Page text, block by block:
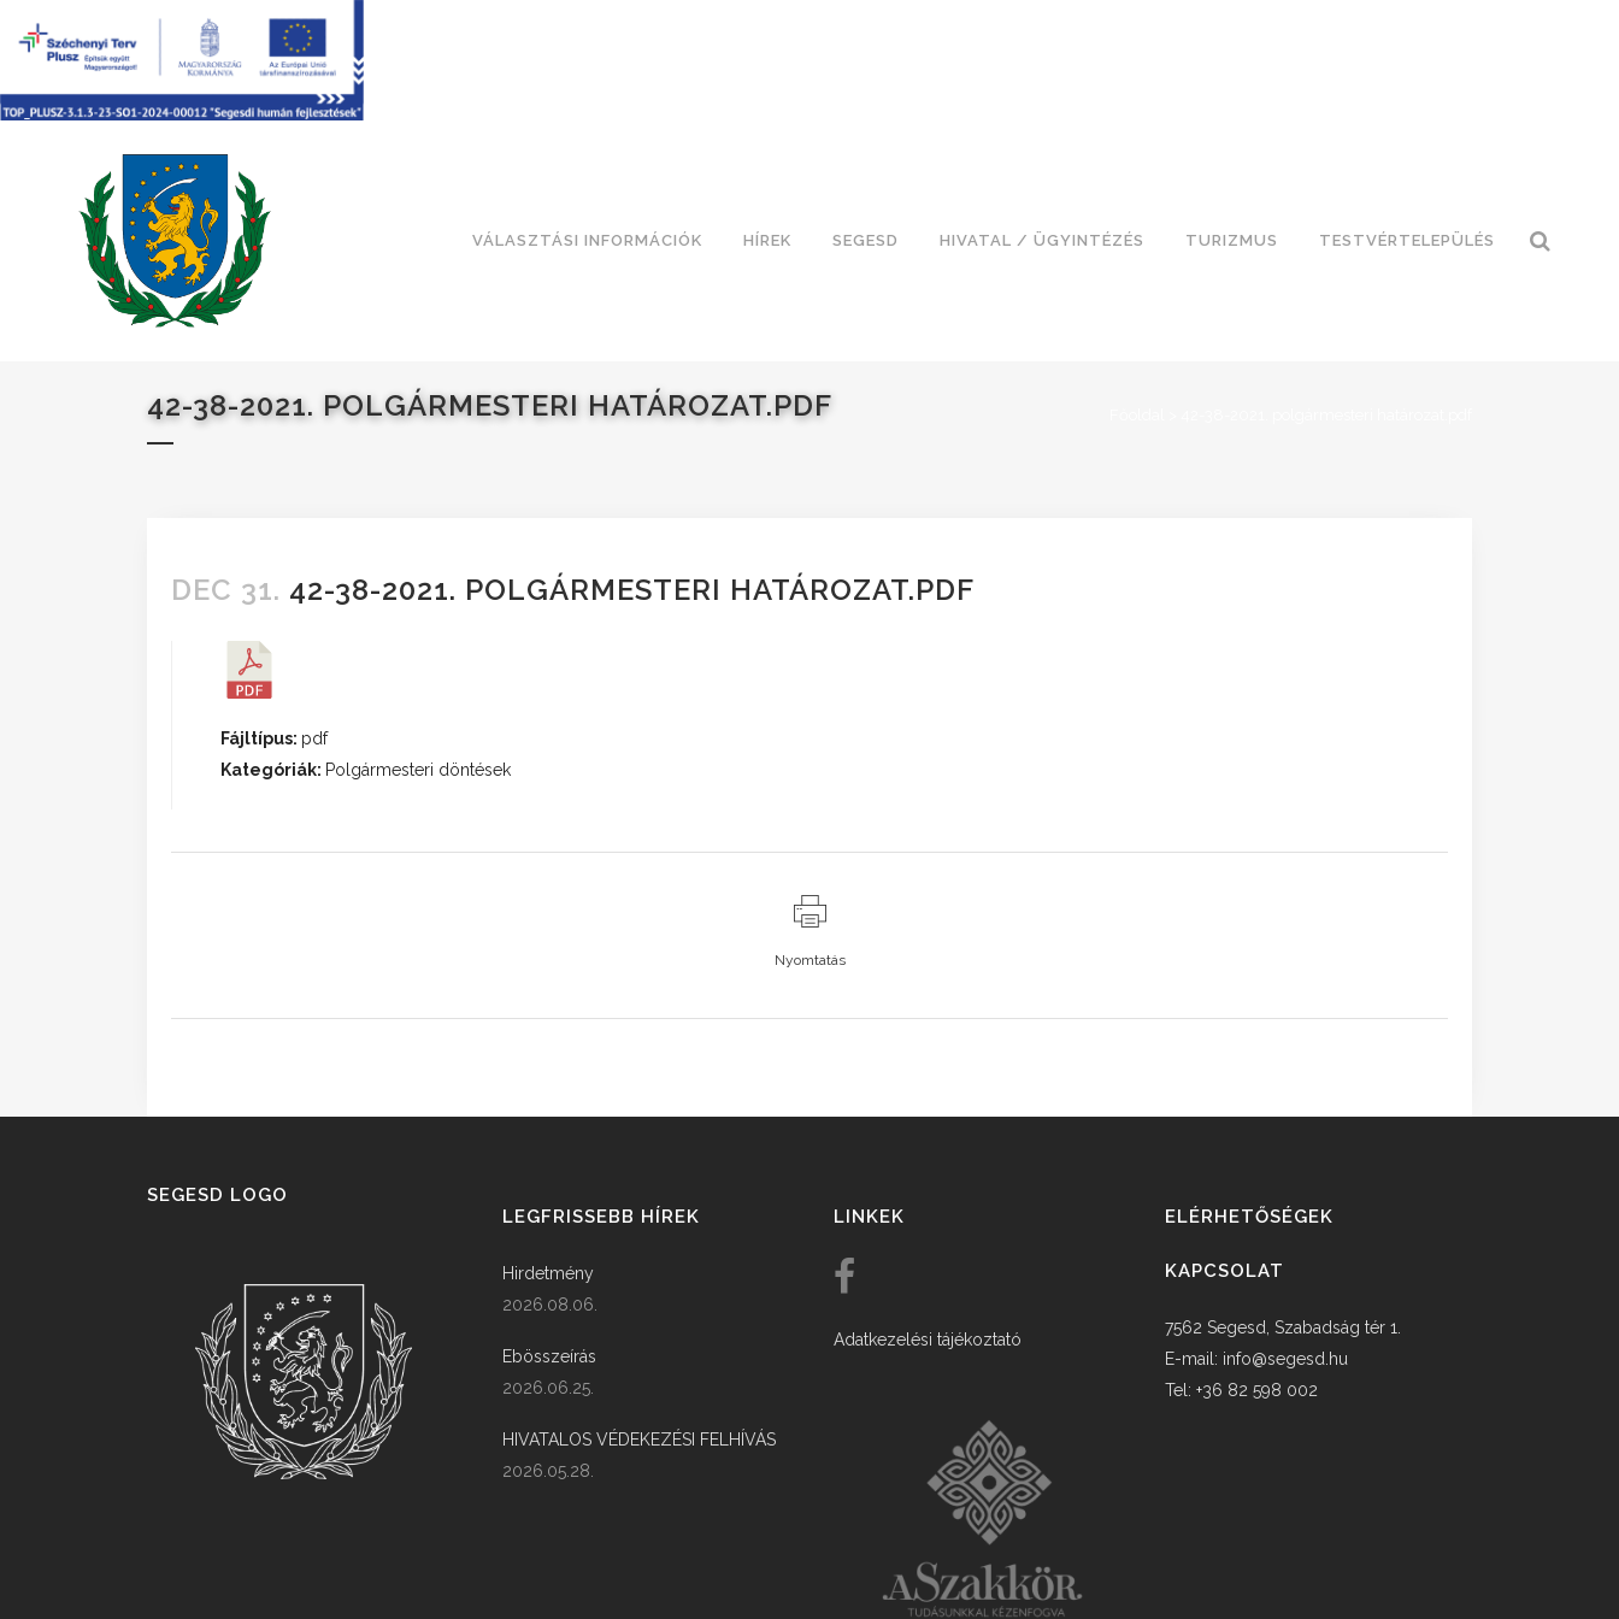
VÁLASZTÁSI INFORMÁCIÓK HÍREK SEGESD HIVATAL / ÜGYINTÉZÉS TURIZMUS TESTVÉRTELEPÜLÉS
42-38-2021. POLGÁRMESTERI HATÁROZAT.PDF
DEC 31. 42-38-2021. POLGÁRMESTERI HATÁROZAT.PDF
Fájltípus: pdf
Kategóriák: Polgármesteri döntések
Nyomtatás
SEGESD LOGO
LEGFRISSEBB HÍREK
Hirdetmény
2026.08.06.
Ebösszeírás
2026.06.25.
HIVATALOS VÉDEKEZÉSI FELHÍVÁS
2026.05.28.
LINKEK
Adatkezelési tájékoztató
ELÉRHETŐSÉGEK
KAPCSOLAT
7562 Segesd, Szabadság tér 1.
E-mail: info@segesd.hu
Tel: +36 82 598 002